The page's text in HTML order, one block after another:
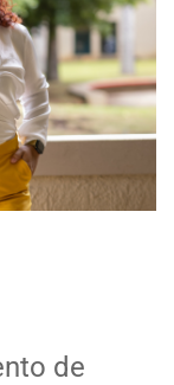
de